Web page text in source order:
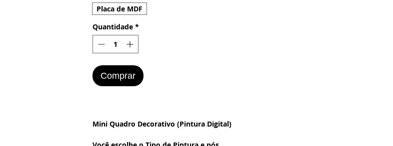
Placa de MDF
Quantidade *
Comprar
Mini Quadro Decorativo (Pintura Digital)